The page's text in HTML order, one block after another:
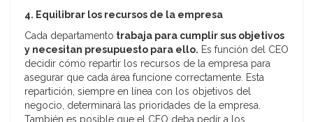
4. Equilibrar los recursos de la empresa
Cada departamento trabaja para cumplir sus objetivos
y necesitan presupuesto para ello. Es función del CEO
decidir cómo repartir los recursos de la empresa para
asegurar que cada área funcione correctamente. Esta
repartición, siempre en línea con los objetivos del
negocio, determinará las prioridades de la empresa.
También es posible que el CEO deba pedir a los